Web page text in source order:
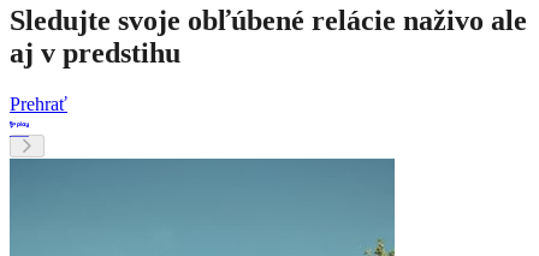
Sledujte svoje obľúbené relácie naživo ale
aj v predstihu
Prehrať